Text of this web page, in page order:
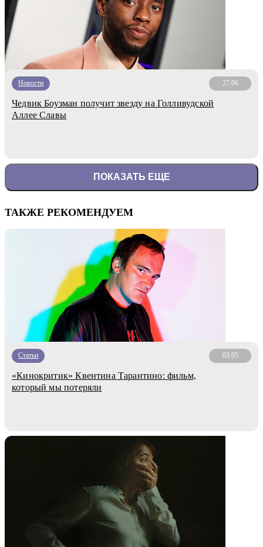
Новости 27.06
Чедвик Боузман получит звезду на Голливудской
Аллее Славы
ПОКАЗАТЬ ЕЩЕ
ТАКЖЕ РЕКОМЕНДУЕМ
Статьи 03.05
«Кинокритик» Квентина Тарантино: фильм,
который мы потеряли